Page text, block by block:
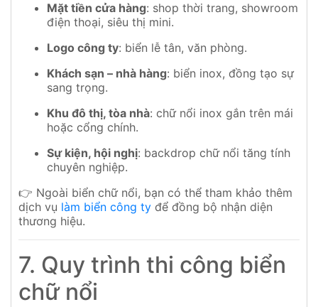
Mặt tiền cửa hàng: shop thời trang, showroom
điện thoại, siêu thị mini.
Logo công ty: biển lễ tân, văn phòng.
Khách sạn – nhà hàng: biển inox, đồng tạo sự
sang trọng.
Khu đô thị, tòa nhà: chữ nổi inox gắn trên mái
hoặc cổng chính.
Sự kiện, hội nghị: backdrop chữ nổi tăng tính
chuyên nghiệp.
👉 Ngoài biển chữ nổi, bạn có thể tham khảo thêm
dịch vụ làm biển công ty để đồng bộ nhận diện
thương hiệu.
7. Quy trình thi công biển
chữ nổi